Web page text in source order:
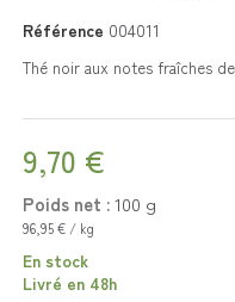
Référence 004011
Thé noir aux notes fraîches
9,70 €
Poids net : 100 g
96,95 € / kg
En stock
Livré en 48h